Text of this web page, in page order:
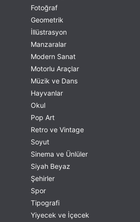
Fotoğraf
Geometrik
İllüstrasyon
Manzaralar
Modern Sanat
Motorlu Araçlar
Müzik ve Dans
Hayvanlar
Okul
Pop Art
Retro ve Vintage
Soyut
Sinema ve Ünlüler
Siyah Beyaz
Şehirler
Spor
Tipografi
Yiyecek ve İçecek